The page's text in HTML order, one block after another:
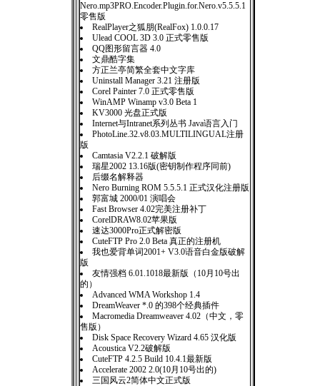
Nero.mp3PRO.Encoder.Plugin.for.Nero.v5.5.5.1
零售版
RealPlayer之狐朋(RealFox) 1.0.0.17
Ulead COOL 3D 3.0 正式零售版
QQ图形留言器 4.0
文鼎酷字集
方正兰亭简繁全套中文字库
Uninstall Manager 3.21 注册版
Corel Painter 7.0 正式零售版
WinAMP Winamp v3.0 Beta 1
KV3000 光盘正式版
Internet与Intranet系列丛书 Java语言入门
PhotoLine.32.v8.03.MULTILINGUAL注册
版
Camtasia V2.2.1 破解版
瑞星2002 13.16版(密钥制作程序同前)
后缀名解释器
Nero Burning ROM 5.5.5.1 正式汉化注册版
郭富城 2000/01 演唱会
Fast Browser 4.02完美注册补丁
CorelDRAW8.02苹果版
速达3000Pro正式解密版
CuteFTP Pro 2.0 Beta 真正的注册机
我也爱背单词2001+ V3.0语音白金版破解
版
友情强档 6.01.1018最新版（10月10号出
的）
Advanced WMA Workshop 1.4
DreamWeaver *.0 的398个经典插件
Macromedia Dreamweaver 4.02（中文，零
售版）
Disk Space Recovery Wizard 4.65 汉化版
Acoustica V2.2破解版
CuteFTP 4.2.5 Build 10.4.1最新版
Accelerate 2002 2.0(10月10号出的)
三国风云2简体中文正式版